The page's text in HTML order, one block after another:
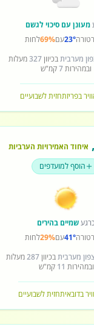
מעונן עם סיכוי לגשם
23°עם69%לחות
מערביתבכיוון327מעלות
ובמהירות7קמ"ש
בפריזתחזית לשבועיים
, איחוד האמירויות הערביות
הוסף למועדפים
שמיים בהירים
41°עם29%לחות
מערביתבכיוון287מעלות
ובמהירות 11 קמ"ש
בדובאיתחזית לשבועיים